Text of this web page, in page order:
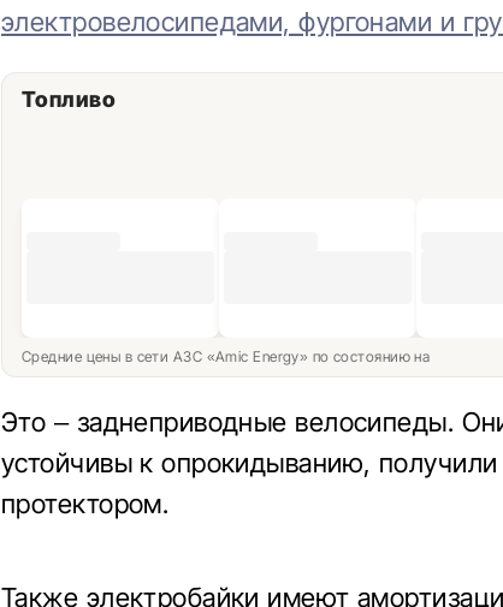
электровелосипедами, фургонами и
Топливо
Средние цены в сети АЗС «Amic Energy» по состоянию на
Это – заднеприводные велосипеды.
устойчивы к опрокидыванию,
протектором.
Также электробайки имеют